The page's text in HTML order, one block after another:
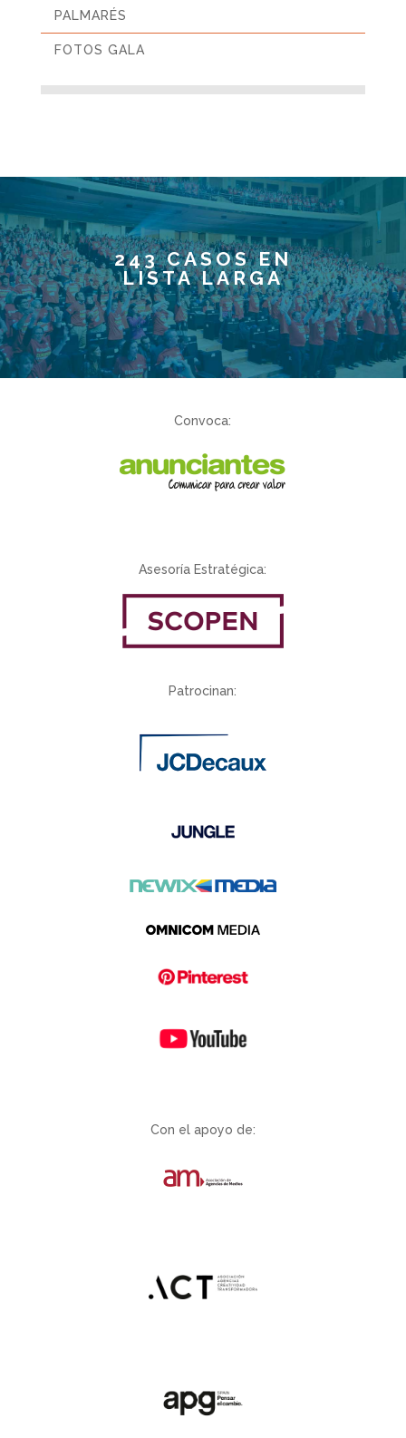
PALMARÉS
FOTOS GALA
243 CASOS EN
LISTA LARGA
Convoca:
Asesoría Estratégica:
Patrocinan:
Con el apoyo de: